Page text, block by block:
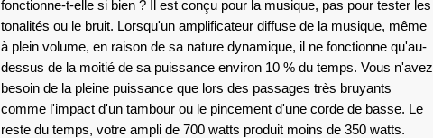
fonctionne-t-elle si bien ? Il est conçu pour la musique, pas pour tester les
tonalités ou le bruit. Lorsqu'un amplificateur diffuse de la musique, même
à plein volume, en raison de sa nature dynamique, il ne fonctionne qu'au-
dessus de la moitié de sa puissance environ 10 % du temps. Vous n'avez
besoin de la pleine puissance que lors des passages très bruyants
comme l'impact d'un tambour ou le pincement d'une corde de basse. Le
reste du temps, votre ampli de 700 watts produit moins de 350 watts.